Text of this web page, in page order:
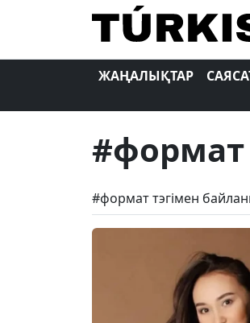
ЖАҢАЛЫҚТАР
#формат
#формат тэгімен